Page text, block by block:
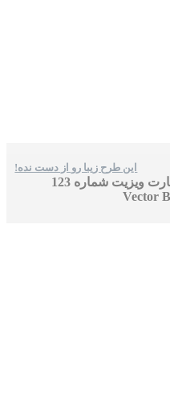
این طرح زیبا رو از دست نده!
دانلود وکتور کارت ویزیت شماره 123
Vector